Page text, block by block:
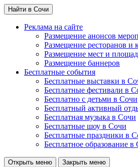
Найти в Сочи
Реклама на сайте
Размещение анонсов
Размещение ресторанов и
Размещение мест и
Размещение баннеров
Бесплатные события
Бесплатные выставки в
Бесплатные фестивали в
Бесплатно с детьми в Сочи
Бесплатный активный
Бесплатная музыка в Сочи
Бесплатные шоу в Сочи
Бесплатные праздники в
Бесплатное образование в
Открыть меню Закрыть меню